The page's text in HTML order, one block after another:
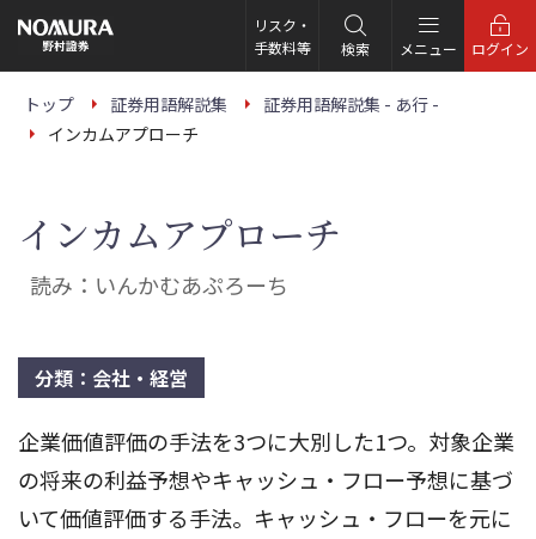
の
ー
リスク・
手数料等
検索 メニュー ログイン
トップ 証券用語解説集
証券用語解説集 - あ行 -
インカムアプローチ
インカムアプローチ
読み：いんかむあぷろーち
分類：会社・経営
企業価値評価の手法を3つに大別した1つ。対象企業
の将来の利益予想やキャッシュ・フロー予想に基づ
いて価値評価する手法。キャッシュ・フローを元に